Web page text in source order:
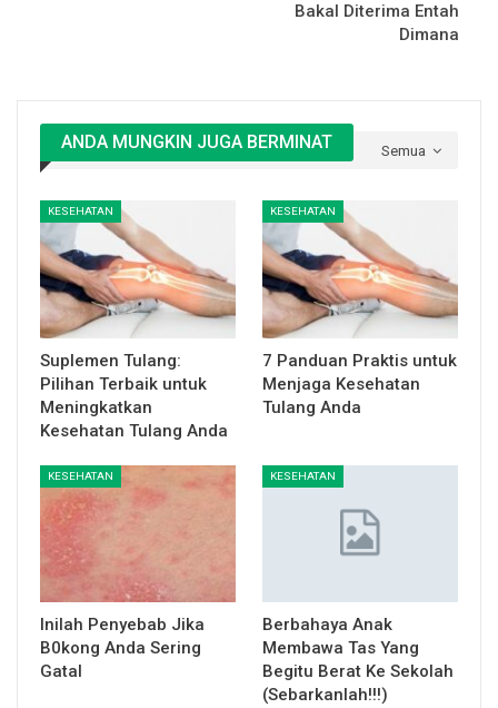
Bakal Diterima Entah
Dimana
Semua
ANDA MUNGKIN JUGA BERMINAT
KESEHATAN
Suplemen Tulang:
Pilihan Terbaik untuk
Meningkatkan
Kesehatan Tulang Anda
KESEHATAN
7 Panduan Praktis untuk
Menjaga Kesehatan
Tulang Anda
KESEHATAN
Inilah Penyebab Jika
B0kong Anda Sering
Gatal
KESEHATAN
Berbahaya Anak
Membawa Tas Yang
Begitu Berat Ke Sekolah
(Sebarkanlah!!!)